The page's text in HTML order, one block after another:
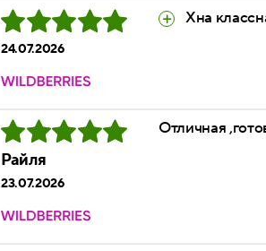
24.07.2026
Хна
Райля
23.07.2026
Отличная